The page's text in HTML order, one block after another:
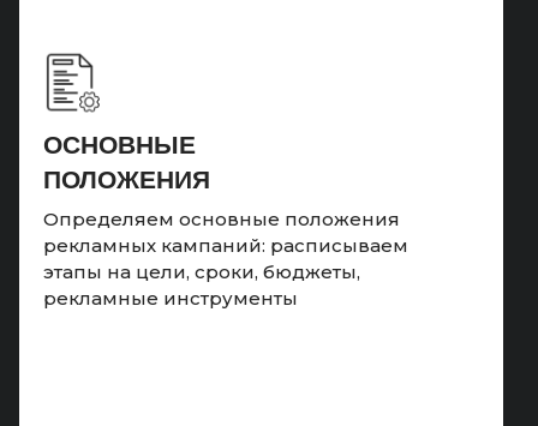
ОСНОВНЫЕ
ПОЛОЖЕНИЯ
Определяем основные положения
рекламных кампаний: расписываем
этапы на цели, сроки, бюджеты,
рекламные инструменты